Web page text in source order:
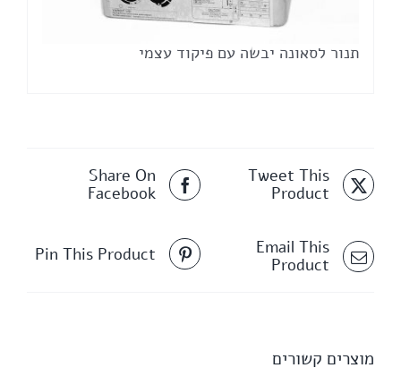
תנור לסאונה יבשה עם פיקוד עצמי
Share On
Facebook
Tweet This
Product
Pin This Product
Email This
Product
מוצרים קשורים